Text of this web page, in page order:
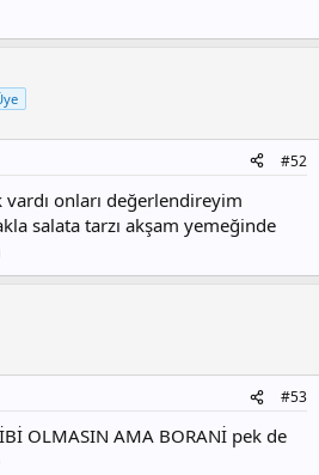
#52
vardı onları değerlendireyim
salata tarzı akşam yemeğinde
#53
OLMASIN AMA BORANİ pek de